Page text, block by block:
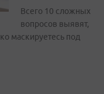
Всего 10 сложных
вопросов выявят,
маскируетесь под